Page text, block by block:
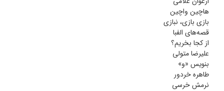
هاچین واچین
بازی بازی، نبازی
قصه‌های الفبا
از کجا بخریم؟
علیرضا متولی
بنویس «و»
طاهره خردور
نرمش خرسی